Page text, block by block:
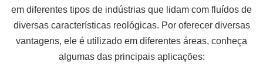
em diferentes tipos de indústrias que lidam com fluídos de
diversas características reológicas. Por oferecer diversas
vantagens, ele é utilizado em diferentes áreas, conheça
algumas das principais aplicações: